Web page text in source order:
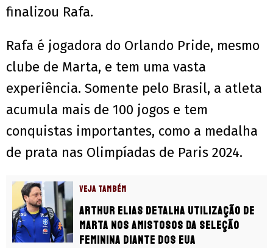
finalizou Rafa.
Rafa é jogadora do Orlando Pride, mesmo
clube de Marta, e tem uma vasta
experiência. Somente pelo Brasil, a atleta
acumula mais de 100 jogos e tem
conquistas importantes, como a medalha
de prata nas Olimpíadas de Paris 2024.
VEJA TAMBÉM
Arthur Elias detalha utilização de
Marta nos amistosos da Seleção
Feminina diante dos EUA